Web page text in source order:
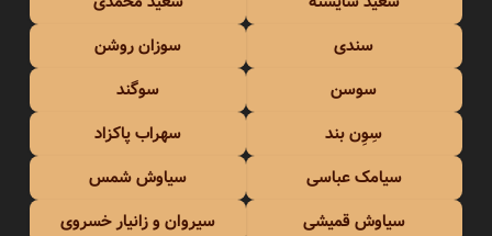
سندی
سوزان روشن
سوسن
سوگند
سِوِن بند
سهراب پاکزاد
سیامک عباسی
سیاوش شمس
سیاوش قمیشی
سیروان و زانیار خسروی